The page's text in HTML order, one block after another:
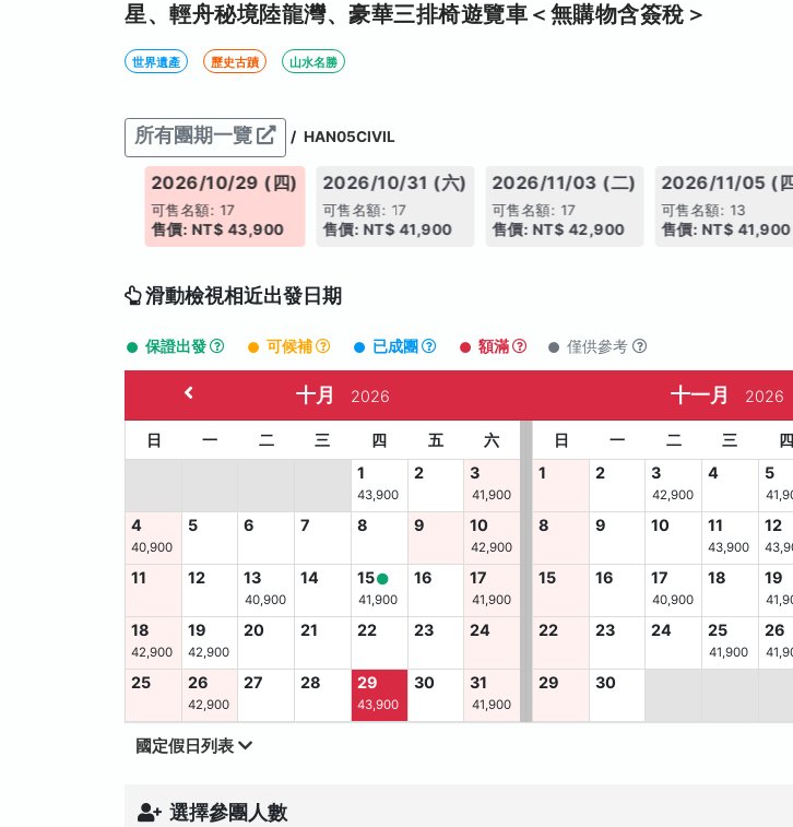
星、輕舟秘境陸龍灣、豪華三排椅遊覽車＜無購物含簽稅＞
世界遺產 歷史古蹟 山水名勝
所有團期一覽 / HAN05CIVIL
2026/10/29 (四)
可售名額: 17
售價: NT$ 43,900
2026/10/31 (六)
可售名額: 17
售價: NT$ 41,900
2026/11/03 (二)
可售名額: 17
售價: NT$ 42,900
2026/11/05 (
可售名額: 13
售價: NT$ 41,900
滑動檢視相近出發日期
保證出發 可候補 已成團 額滿 僅供參考
十月 2026
日 一 二 三 四 五
六
1
43,900
2 3
41,900
4
40,900
5 6 7 8 9 10
42,900
11 12 13
40,900
14 15
41,900
16 17
41,900
18
42,900
19
42,900
20 21 22 23 24
25 26
42,900
27 28 29
43,900
30 31
41,900
國定假日列表
十一月 2026
日 一 二 三 四
1
2 3
42,900
4 5
8 9 10 11
43,900
12
15 16 17
40,900
18 19
22 23 24 25
41,900
26
29 30
選擇參團人數